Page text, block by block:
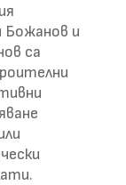
Божанов и
са